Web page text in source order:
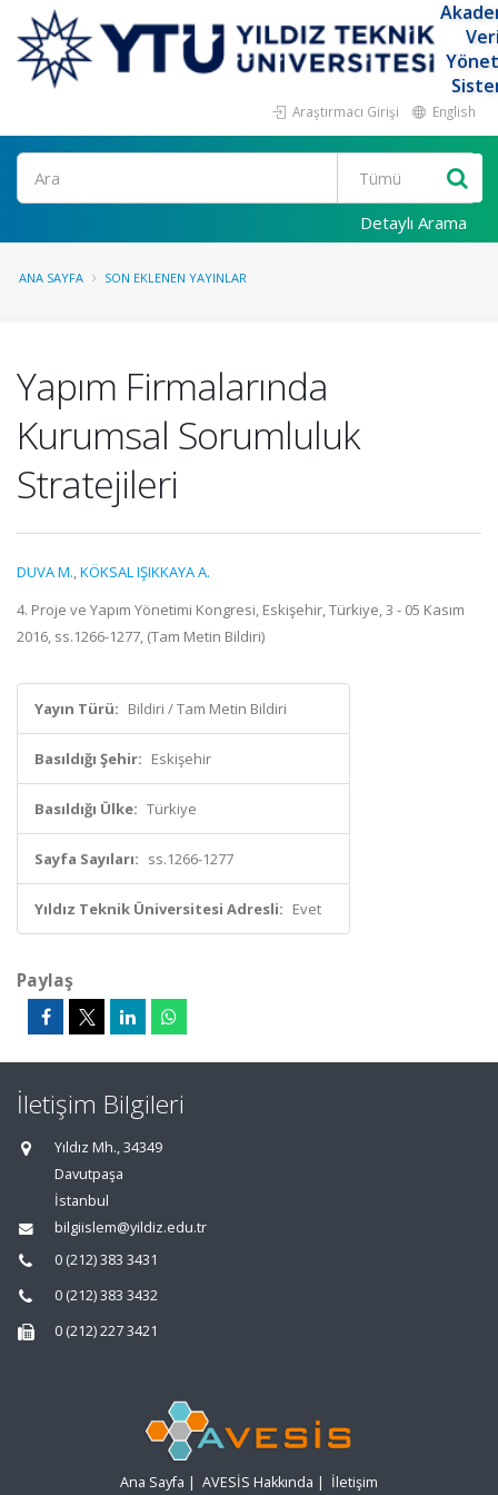
Araştırmacı Girişi English
Ara
Detaylı Arama
ANA SAYFA SON EKLENEN YAYINLAR
Yapım Firmalarında
Kurumsal Sorumluluk
Stratejileri
DUVA M.,KÖKSAL IŞIKKAYA A.
4. Proje ve Yapım Yönetimi Kongresi, Eskişehir, Türkiye, 3 - 05 Kasım
2016, ss.1266-1277, (Tam Metin Bildiri)
Yayın Türü: Bildiri / Tam Metin Bildiri
Basıldığı Şehir: Eskişehir
Basıldığı Ülke: Türkiye
Sayfa Sayıları: ss.1266-1277
Yıldız Teknik Üniversitesi Adresli: Evet
Paylaş
İletişim Bilgileri
Yıldız Mh., 34349
Davutpaşa
İstanbul
bilgiislem@yildiz.edu.tr
0 (212) 383 3431
0 (212) 383 3432
0 (212) 227 3421
Ana Sayfa | AVESİS Hakkında | İletişim